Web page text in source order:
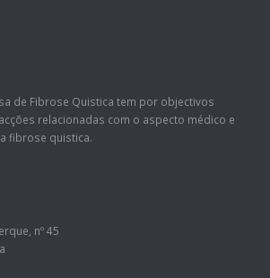
de Fibrose Quistica tem por objectivos
relacionadas com o aspecto médico e
fibrose quistica.
nº 45